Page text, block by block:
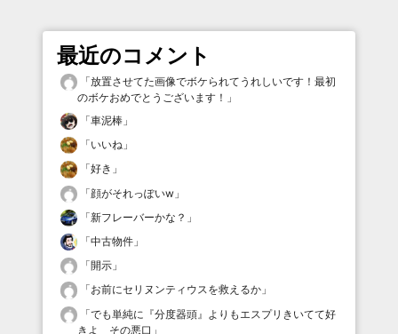
最近のコメント
「放置させてた画像でボケられてうれしいです！最初
のボケおめでとうございます！ 」
「車泥棒 」
「いいね 」
「好き 」
「顔がそれっぽいw 」
「新フレーバーかな？ 」
「中古物件 」
「開示 」
「お前にセリヌンティウスを救えるか 」
「でも単純に『分度器頭』よりもエスプリきいてて好
きよ その悪口 」